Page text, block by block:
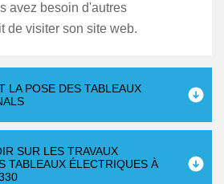
avez besoin d'autres
de visiter son site web.
LA POSE DES TABLEAUX
SUR LES TRAVAUX
TABLEAUX ÉLECTRIQUES À